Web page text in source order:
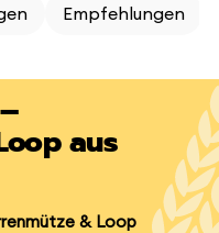
Empfehlungen
aus
& Loop